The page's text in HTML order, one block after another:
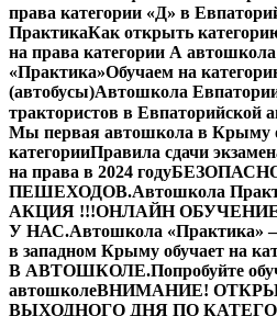
права категории «Д» в
ПрактикаКак открыть
на права категории A
«Практика»Обучаем на
(автобусы)Автошкола
трактористов в Евпаторийской
Мы первая автошкола в Крыму
категорииПравила сдачи
на права в 2024 году
ПЕШЕХОДОВ.Автошкола
АКЦИЯ !!!ОНЛАЙН
У НАС.Автошкола «Практика»
в западном Крыму обучает на
В АВТОШКОЛЕ.Попробуйте
автошколеВНИМАНИЕ!
ВЫХОДНОГО ДНЯ ПО